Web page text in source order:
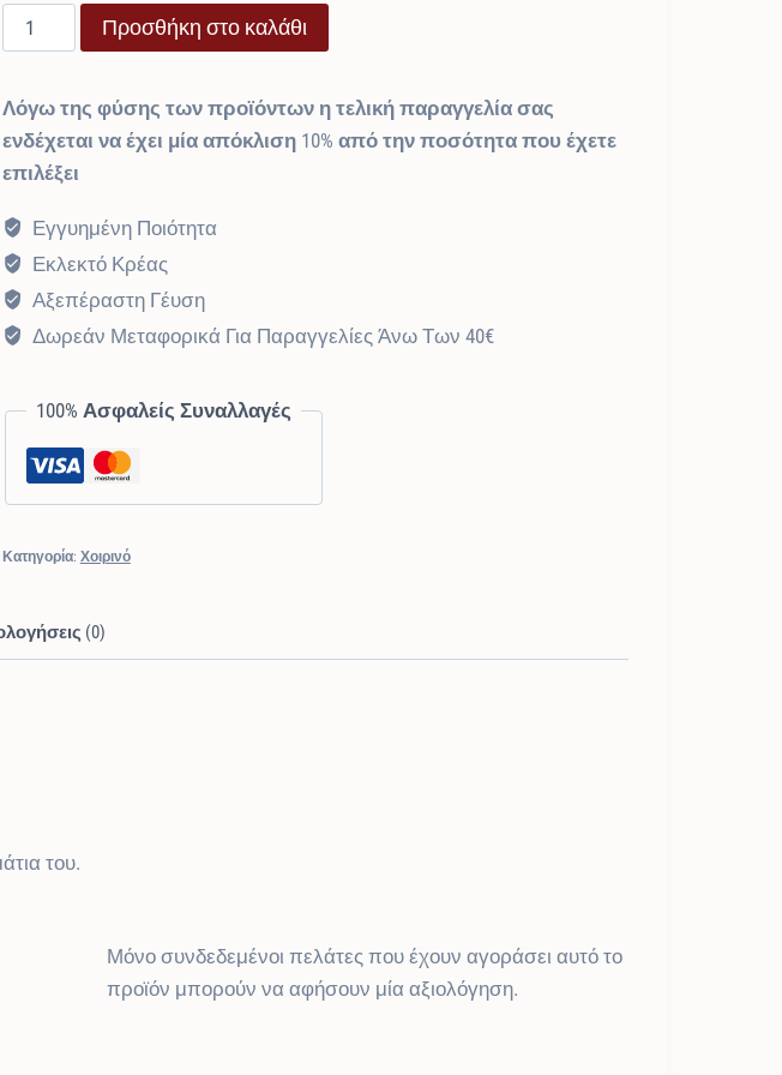
was: τιμή
€8,40.
Κόντρα
Μπριζόλα
quantity
Προσθήκη στο καλάθι
Λόγω της φύσης των προϊόντων η τελική παραγγελία σας
ενδέχεται να έχει μία απόκλιση 10% από την ποσότητα που έχετε
επιλέξει
Εγγυημένη Ποιότητα
Εκλεκτό Κρέας
Αξεπέραστη Γέυση
Δωρεάν Μεταφορικά Για Παραγγελίες Άνω Των 40€
100% Ασφαλείς Συναλλαγές
Κατηγορία: Χοιρινό
(0)
του.
Μόνο συνδεδεμένοι πελάτες που έχουν αγοράσει αυτό το
προϊόν μπορούν να αφήσουν μία αξιολόγηση.